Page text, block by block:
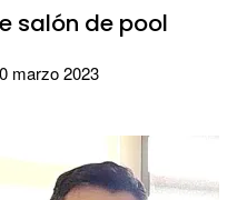
salón de pool
marzo 2023